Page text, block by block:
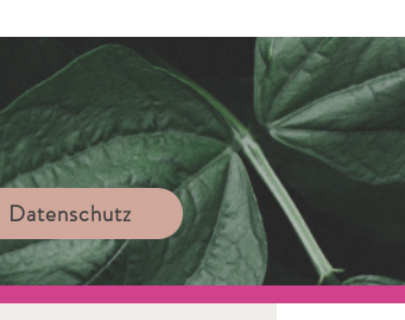
Datenschutz